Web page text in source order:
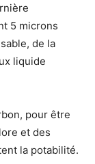
5 microns
de la
liquide
pour être
et des
la potabilité.